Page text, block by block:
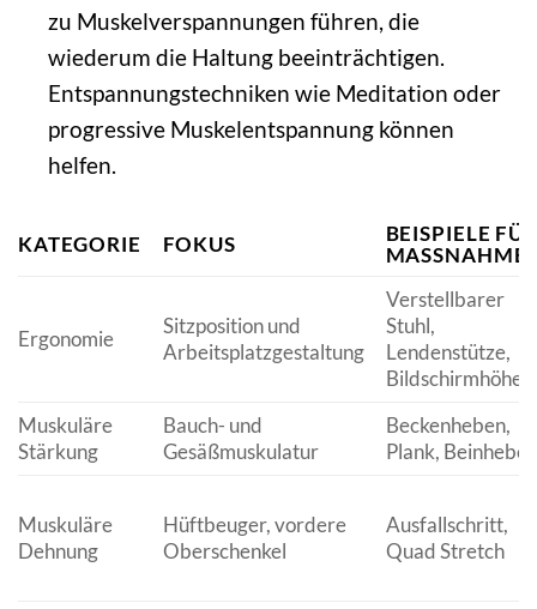
zu Muskelverspannungen führen, die
wiederum die Haltung beeinträchtigen.
Entspannungstechniken wie Meditation oder
progressive Muskelentspannung können
helfen.
KATEGORIE FOKUS
BEISPIELE FÜR
MASSNAHMEN
Ergonomie
Sitzposition und
Arbeitsplatzgestaltung
Verstellbarer
Stuhl,
Lendenstütze,
Bildschirmhöhe
Muskuläre
Stärkung
Bauch- und
Gesäßmuskulatur
Beckenheben,
Plank, Beinheben
Muskuläre
Dehnung
Hüftbeuger, vordere
Oberschenkel
Ausfallschritt,
Quad Stretch